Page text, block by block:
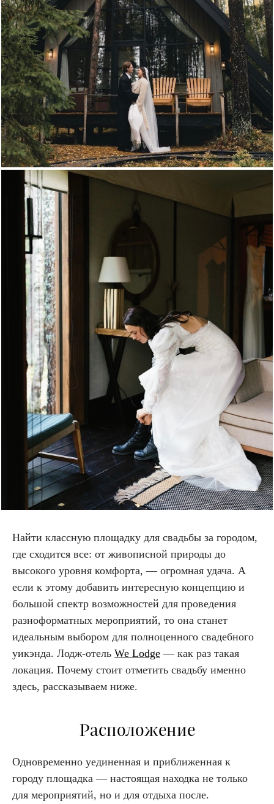
Найти классную площадку для свадьбы за городом,
где сходится все: от живописной природы до
высокого уровня комфорта, — огромная удача. А
если к этому добавить интересную концепцию и
большой спектр возможностей для проведения
разноформатных мероприятий, то она станет
идеальным выбором для полноценного свадебного
уикэнда. Лодж-отель We Lodge — как раз такая
локация. Почему стоит отметить свадьбу именно
здесь, рассказываем ниже.
Расположение
Одновременно уединенная и приближенная к
городу площадка — настоящая находка не только
для мероприятий, но и для отдыха после.